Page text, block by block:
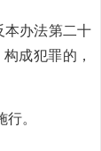
办法第二十
成犯罪的，
。